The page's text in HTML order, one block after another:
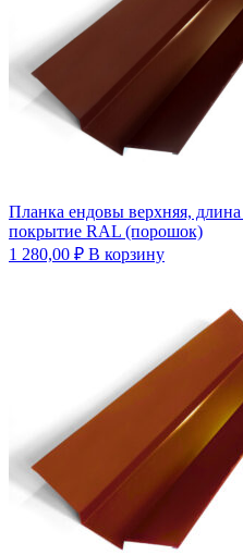
Планка ендовы верхняя,
покрытие RAL (порошок)
1 280,00 ₽ В корзину